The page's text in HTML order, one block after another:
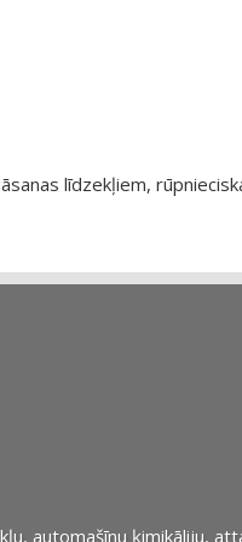
līdzekļiem,
automašīnu ķimikāliju,